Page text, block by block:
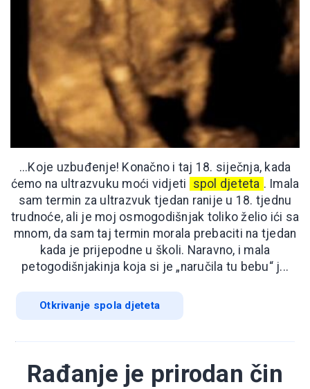
...Koje uzbuđenje! Konačno i taj 18. siječnja, kada
ćemo na ultrazvuku moći vidjeti spol djeteta . Imala
sam termin za ultrazvuk tjedan ranije u 18. tjednu
trudnoće, ali je moj osmogodišnjak toliko želio ići sa
mnom, da sam taj termin morala prebaciti na tjedan
kada je prijepodne u školi. Naravno, i mala
petogodišnjakinja koja si je „naručila tu bebu“ j...
Otkrivanje spola djeteta
Rađanje je prirodan čin